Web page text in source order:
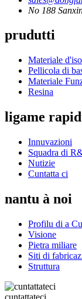
No 188
prudutti
Materiale
Pellicola di
Materiale
Resina
ligame
Innuvazioni
Squadra di
Nutizie
Cuntatta ci
nantu à noi
Profilu di a
Visione
Pietra miliare
Siti di
Struttura
cuntattateci